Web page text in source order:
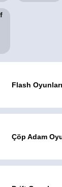
Flash Oyunları
Çöp Adam